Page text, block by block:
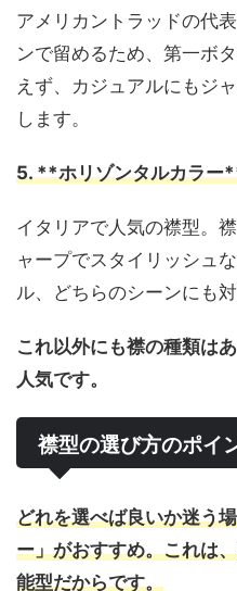
アメリカントラッドの代
ンで留めるため、第一ボ
えず、カジュアルにもジ
します。
5. **ホリゾンタルカラー
イタリアで人気の襟型。
ャープでスタイリッシュ
ル、どちらのシーンにも
これ以外にも襟の種類は
人気です。
襟型の選び方のポイ
どれを選べば良いか迷う
ー」がおすすめ。これは
能型だからです。